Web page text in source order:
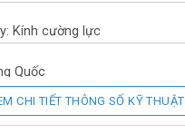
Kính cường lực
Quốc
CHI TIẾT THÔNG SỐ KỸ THUẬT